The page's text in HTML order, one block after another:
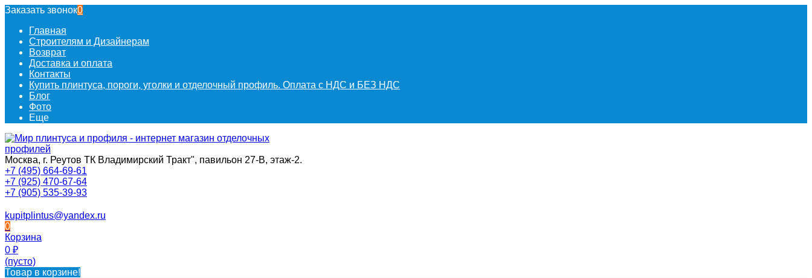
Заказать звонок0
Главная
Строителям и Дизайнерам
Возврат
Доставка и оплата
Контакты
Купить плинтуса, пороги, уголки и отделочный профиль. Оплата с НДС и БЕЗ НДС
Блог
Фото
Еще
Москва, г. Реутов ТК Владимирский Тракт", павильон 27-В, этаж-2.
+7 (495) 664-69-61
+7 (925) 470-67-64
+7 (905) 535-39-93
kupitplintus@yandex.ru
0
Корзина
0 ₽
(пусто)
Товар в корзине!